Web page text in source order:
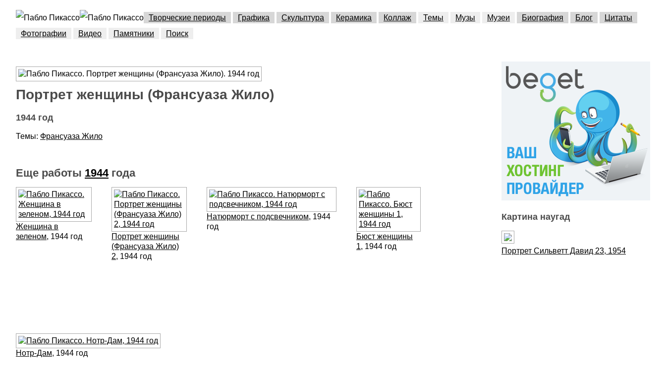
Творческие периоды Графика Скульптура Керамика Коллаж Темы Музы Музеи Биография Блог
Цитаты
Фотографии
Видео Памятники Поиск
Портрет женщины (Франсуаза Жило)
1944 год
Темы: Франсуаза Жило
Еще работы 1944года
Женщина в
зеленом, 1944 год
Портрет женщины
(Франсуаза Жило)
2, 1944 год
Натюрморт с подсвечником, 1944
год
Бюст женщины
1, 1944 год
Нотр-Дам, 1944 год
Картина наугад
Портрет Сильветт Давид 23, 1954